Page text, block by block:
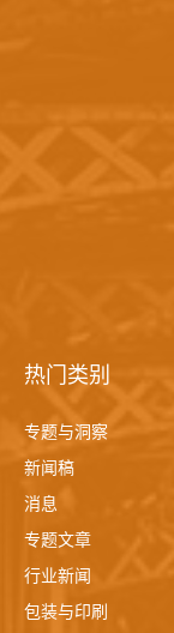
热门类别
专题与洞察
新闻稿
消息
专题文章
行业新闻
包装与印刷